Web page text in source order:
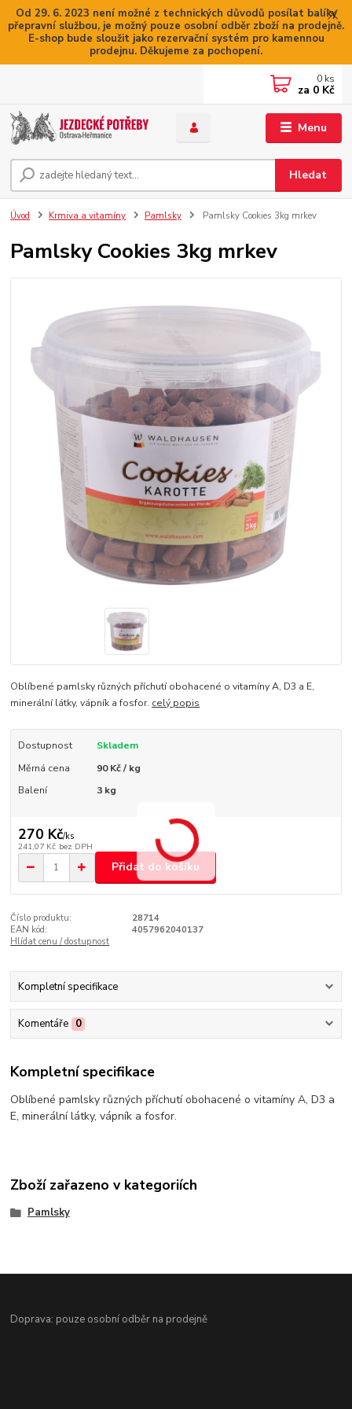
Od 29. 6. 2023 není možné z technických důvodů posílat balíky
přepravní službou, je možný pouze osobní odběr zboží na prodejně.
E-shop bude sloužit jako rezervační systém pro kamennou
prodejnu. Děkujeme za pochopení.
Menu
Hledat
0 ks
za 0 Kč
Úvod Krmiva a vitamíny Pamlsky Pamlsky Cookies 3kg mrkev
Pamlsky Cookies 3kg mrkev
Oblíbené pamlsky různých příchutí obohacené o vitamíny A, D3 a E,
minerální látky, vápník a fosfor. celý popis
Dostupnost
Skladem
Měrná cena
90 Kč / kg
Balení
3 kg
270 Kč/ks
241,07 Kč bez DPH
Přidat do košíku
Číslo produktu:
28714
EAN kód:
4057962040137
Hlídat cenu / dostupnost
Kompletní specifikace
Komentáře 0
Kompletní specifikace
Oblíbené pamlsky různých příchutí obohacené o vitamíny A, D3 a
E, minerální látky, vápník a fosfor.
Zboží zařazeno v kategoriích
Pamlsky
Doprava: pouze osobní odběr na prodejně